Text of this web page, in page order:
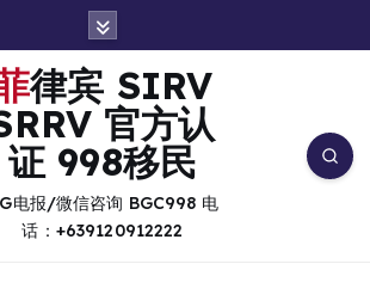
SIRV
官方认
证 998移民
电报/微信咨询 BGC998 电
话：+639120912222